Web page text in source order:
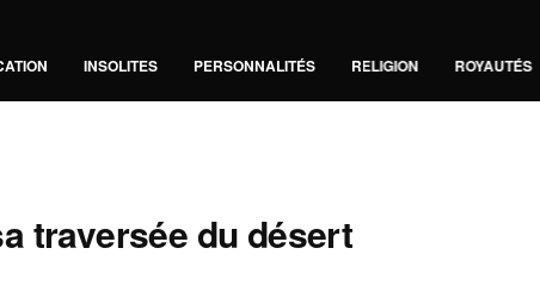
INSOLITES PERSONNALITÉS RELIGION ROYAUTÉS
traversée du désert